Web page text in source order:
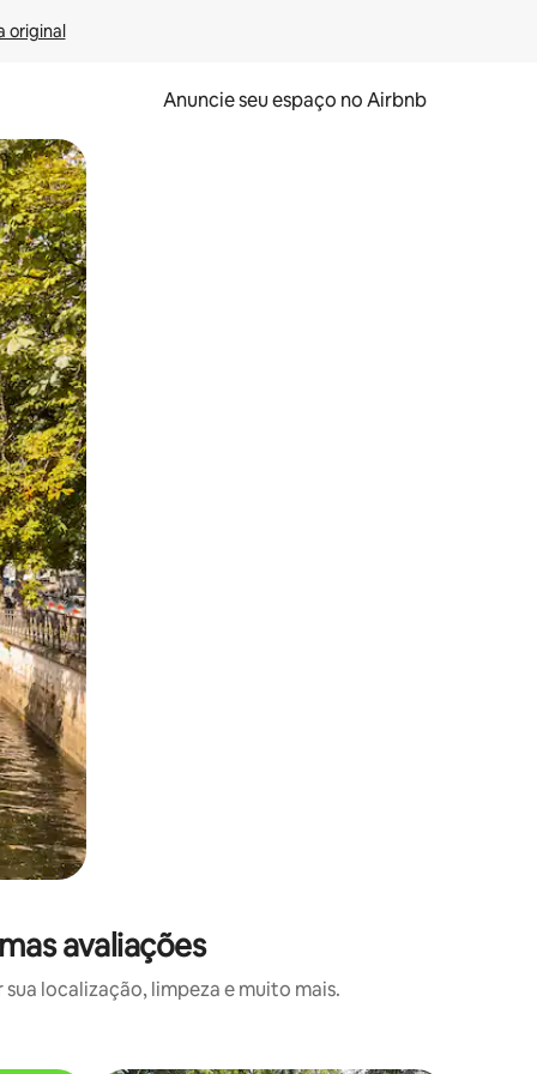
original
Anuncie seu espaço no Airbnb
o dedo na tela.
avaliações
localização, limpeza e muito mais.